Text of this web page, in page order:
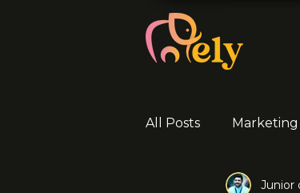
All Posts Marketing
Junior